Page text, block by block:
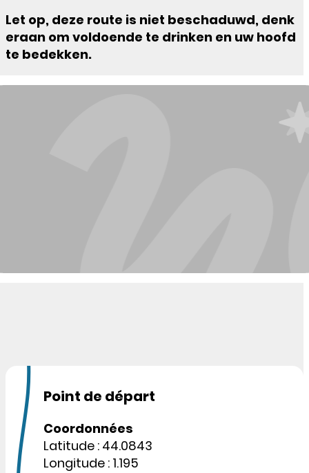
Let op, deze route is niet beschaduwd, denk
eraan om voldoende te drinken en uw hoofd
te bedekken.
Point de départ
Coordonnées
Latitude : 44.0843
Longitude : 1.195